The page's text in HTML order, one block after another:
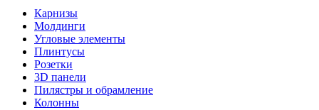
Карнизы
Молдинги
Угловые элементы
Плинтусы
Розетки
3D панели
Пилястры и обрамление
Колонны